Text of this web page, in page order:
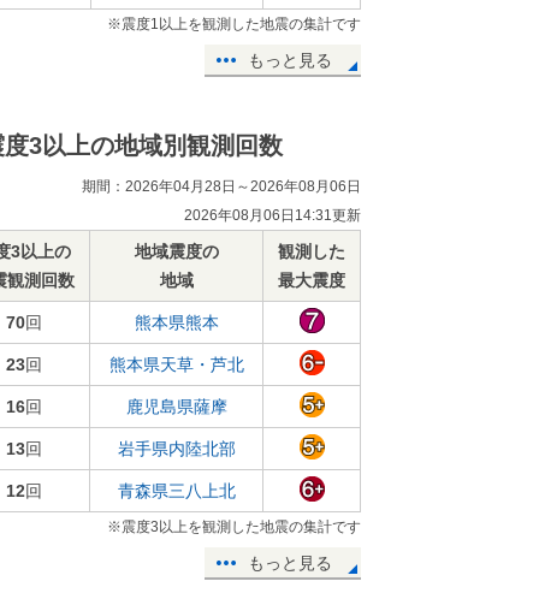
※震度1以上を観測した地震の集計です
もっと見る
度3以上の地域別観測回数
期間：2026年04月28日～2026年08月06日
2026年08月06日14:31更新
3以上の
観測回数
地域震度の
地域
観測した
最大震度
70回 熊本県熊本
23回 熊本県天草・芦北
16回 鹿児島県薩摩
13回 岩手県内陸北部
12回 青森県三八上北
※震度3以上を観測した地震の集計です
もっと見る